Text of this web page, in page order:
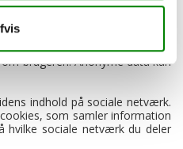
cookies kan bruges til at
søgninger hver bruger har
besøgt. Disse cookies kan
enkelte bruger eller som
brugeren. Anonyme data kan
indhold på sociale netværk.
som samler information
hvilke sociale netværk du deler